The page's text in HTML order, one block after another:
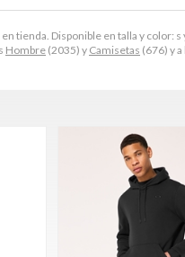
tienda. Disponible en talla y color: s
Hombre (2035) y Camisetas (676) y